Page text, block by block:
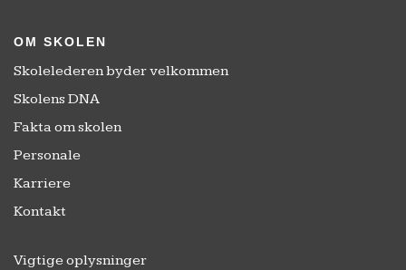
OM SKOLEN
Skolelederen byder velkommen
Skolens DNA
Fakta om skolen
Personale
Karriere
Kontakt
Vigtige oplysninger